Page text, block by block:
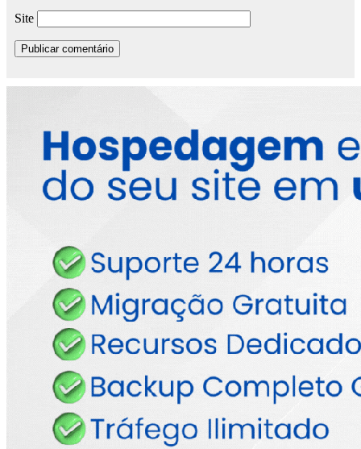
Site